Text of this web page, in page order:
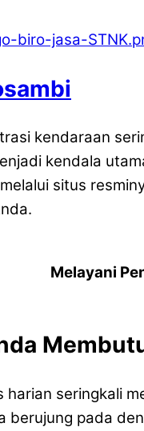
kendaraan
kendala
situs
Melayani
harian seringkali
berujung pada